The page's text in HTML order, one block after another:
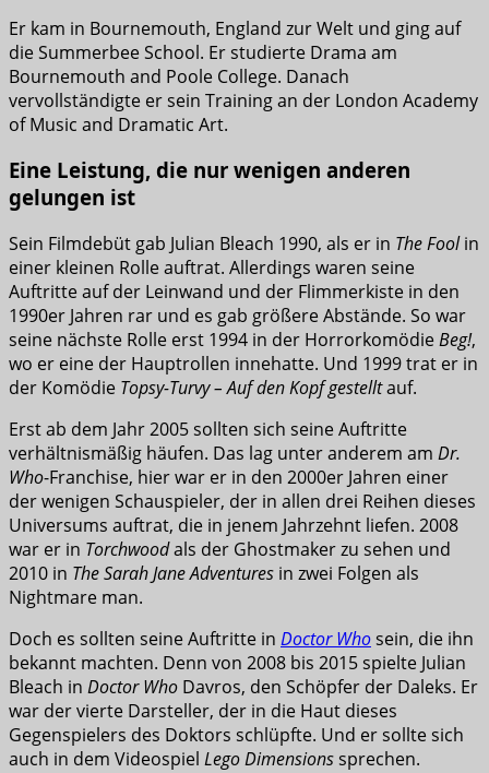
Er kam in Bournemouth, England zur Welt und ging auf
die Summerbee School. Er studierte Drama am
Bournemouth and Poole College. Danach
vervollständigte er sein Training an der London Academy
of Music and Dramatic Art.
Eine Leistung, die nur wenigen anderen
gelungen ist
Sein Filmdebüt gab Julian Bleach 1990, als er in The Foolin
einer kleinen Rolle auftrat. Allerdings waren seine
Auftritte auf der Leinwand und der Flimmerkiste in den
1990er Jahren rar und es gab größere Abstände. So war
seine nächste Rolle erst 1994 in der HorrorkomödieBeg!,
wo er eine der Hauptrollen innehatte. Und 1999 trat er in
der Komödie Topsy-Turvy – Auf den Kopf gestelltauf.
Erst ab dem Jahr 2005 sollten sich seine Auftritte
verhältnismäßig häufen. Das lag unter anderem am Dr.
Who-Franchise, hier war er in den 2000er Jahren einer
der wenigen Schauspieler, der in allen drei Reihen dieses
Universums auftrat, die in jenem Jahrzehnt liefen. 2008
war er in Torchwoodals der Ghostmaker zu sehen und
2010 in The Sarah Jane Adventures in zwei Folgen als
Nightmare man.
Doch es sollten seine Auftritte in Doctor Whosein, die ihn
bekannt machten. Denn von 2008 bis 2015 spielte Julian
Bleach in Doctor Who Davros, den Schöpfer der Daleks. Er
war der vierte Darsteller, der in die Haut dieses
Gegenspielers des Doktors schlüpfte. Und er sollte sich
auch in dem Videospiel Lego Dimensionssprechen.